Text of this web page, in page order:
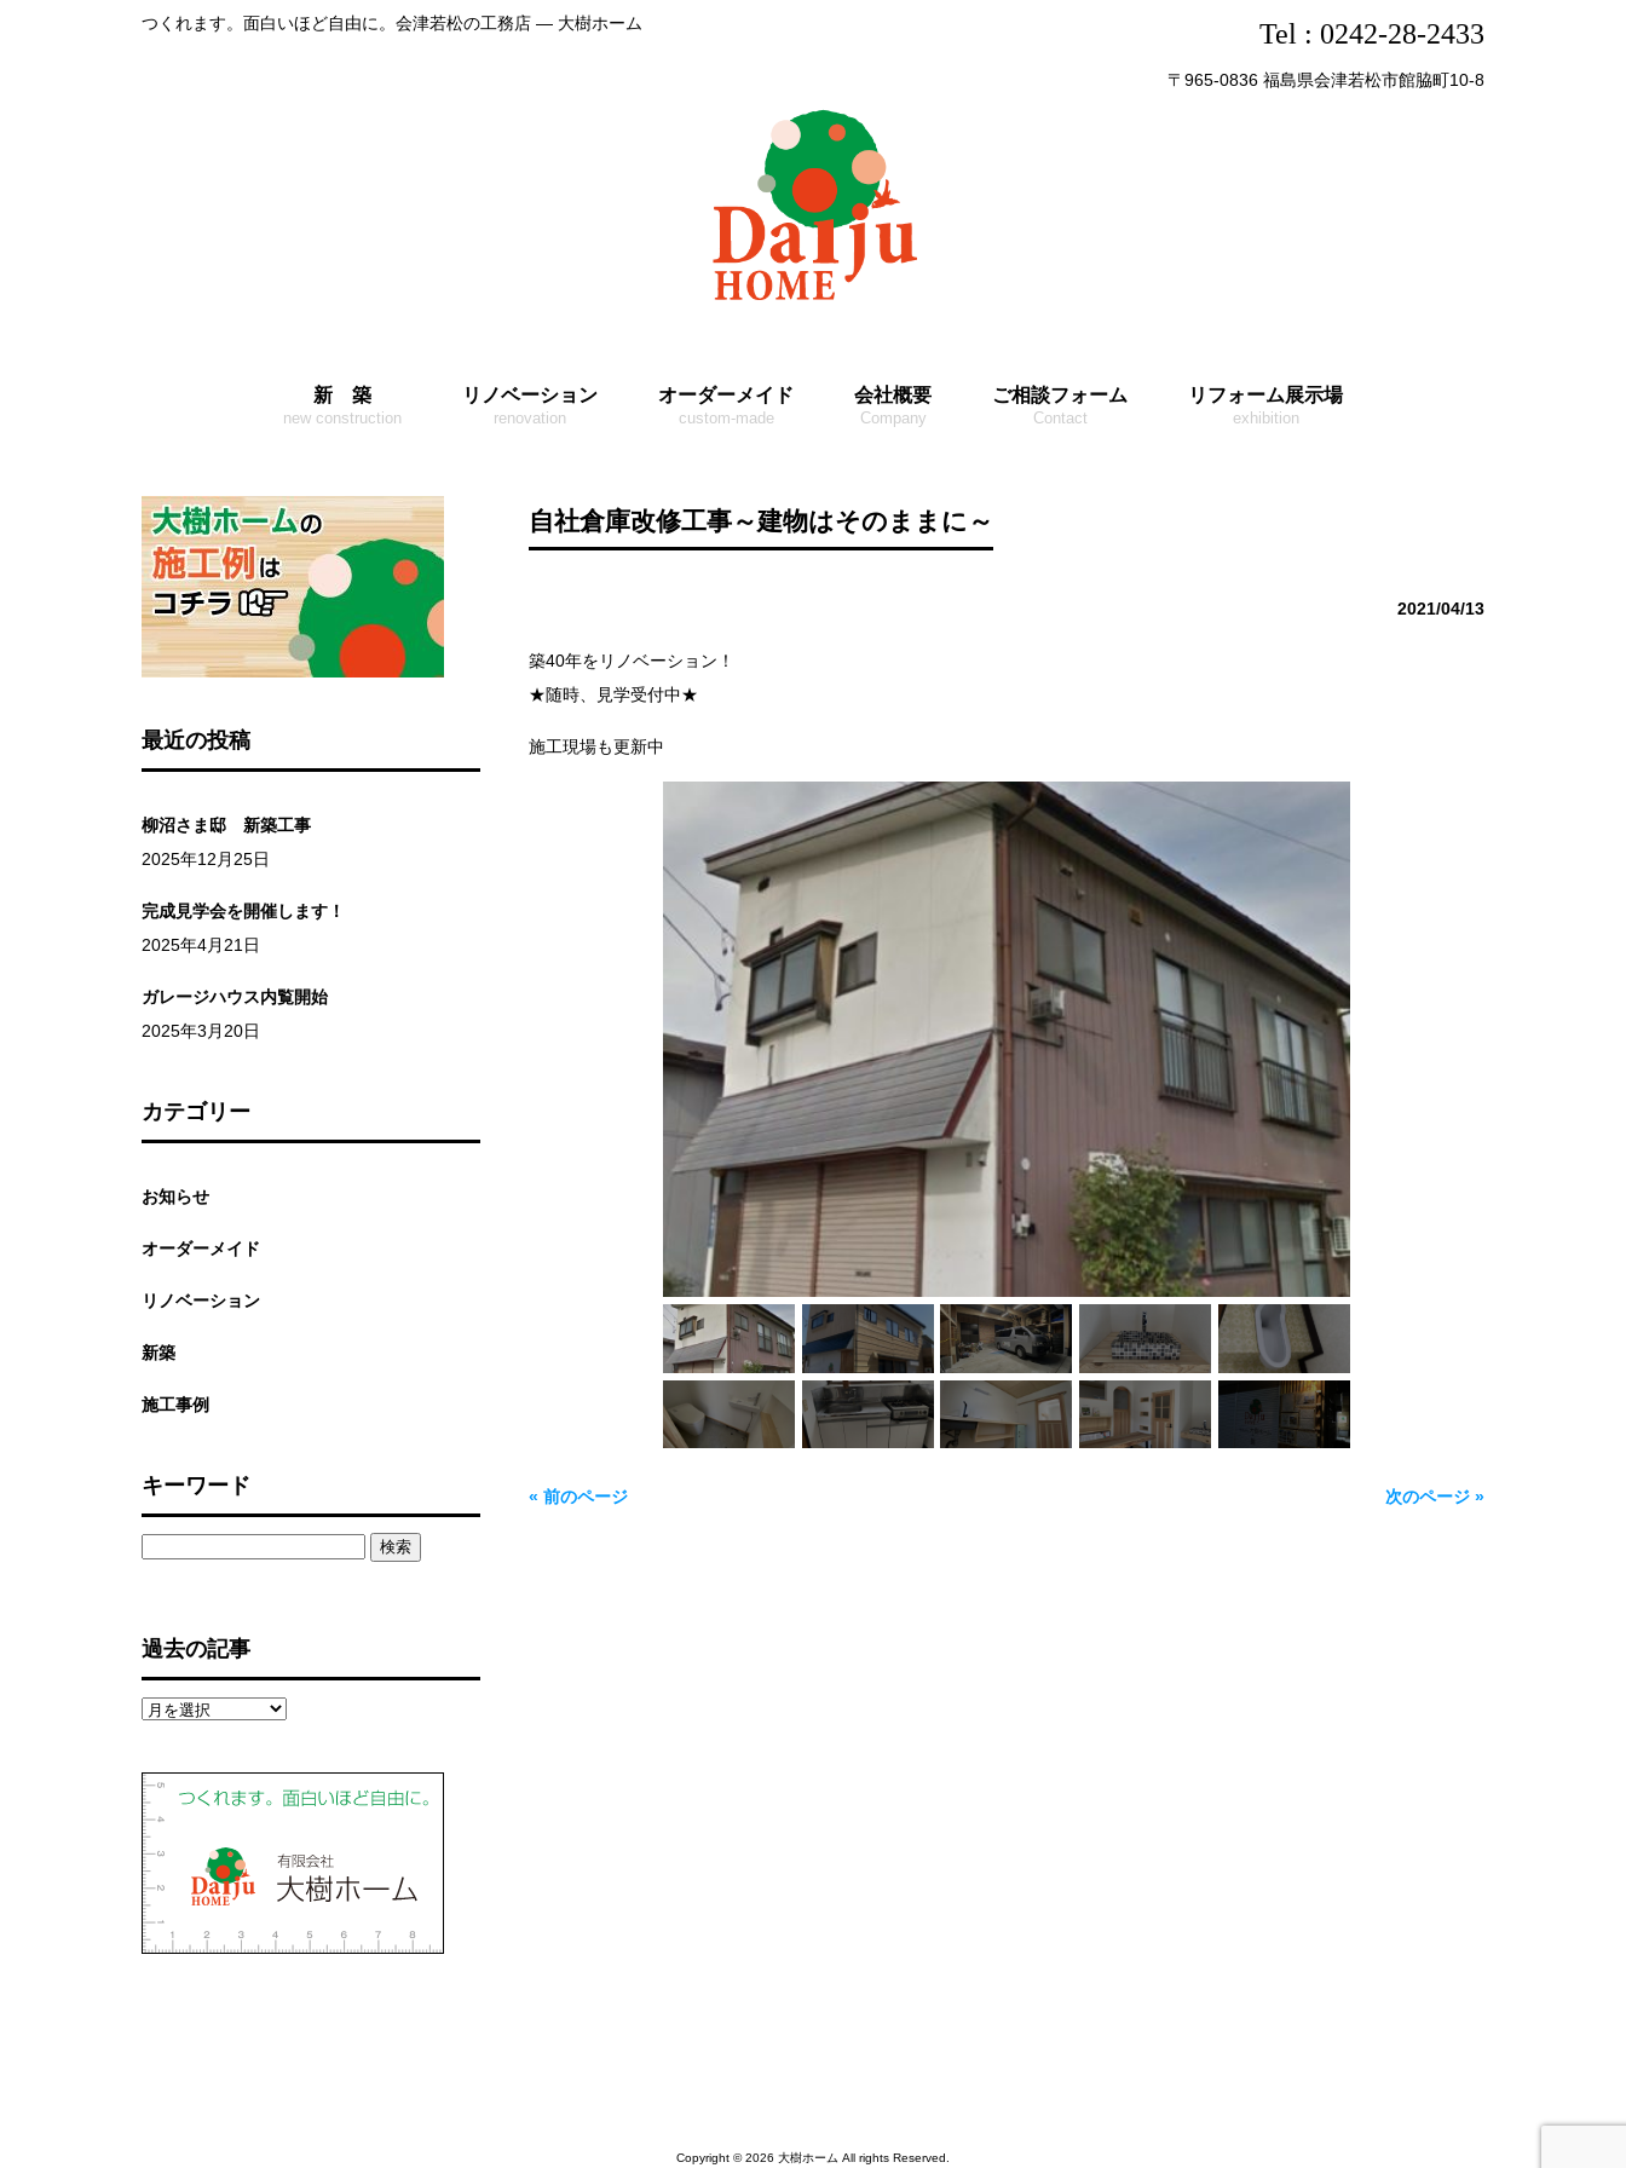
Tel : 0242-28-2433
〒965-0836 福島県会津若松市館脇町10-8
つくれます。面白いほど自由に。会津若松の工務店 ― 大樹ホーム
新 築
new construction
リノベーション
renovation
オーダーメイド
custom-made
会社概要
Company
ご相談フォーム
Contact
リフォーム展示場
exhibition
自社倉庫改修工事～建物はそのままに～
2021/04/13
築40年をリノベーション！
★随時、見学受付中★
施工現場も更新中
« 前のページ 次のページ »
最近の投稿
柳沼さま邸 新築工事
2025年12月25日
完成見学会を開催します！
2025年4月21日
ガレージハウス内覧開始
2025年3月20日
カテゴリー
お知らせ
オーダーメイド
リノベーション
新築
施工事例
キーワード
過去の記事
過
の
記
事
Copyright © 2026 大樹ホーム All rights Reserved.